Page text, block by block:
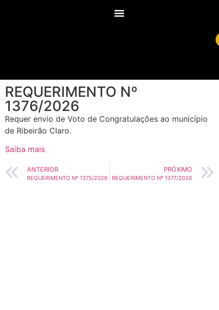
REQUERIMENTO Nº
1376/2026
Requer envio de Voto de Congratulações ao município
de Ribeirão Claro.
Saiba mais
ANTERIOR
REQUERIMENTO Nº 1375/2026
PRÓXIMO
REQUERIMENTO Nº 1377/2026